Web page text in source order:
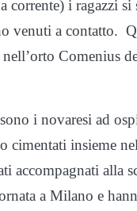
corrente) i ragazzi
venuti a contatto.
Comenius
i novaresi ad
cimentati insieme
accompagnati alla
a Milano e